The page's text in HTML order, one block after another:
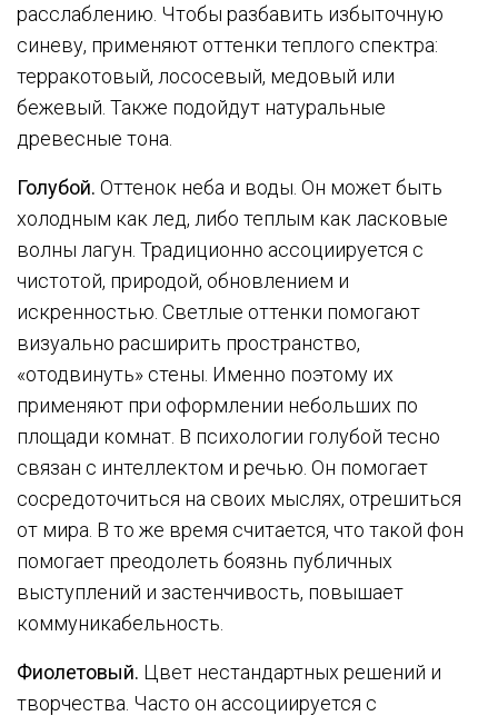
расслаблению. Чтобы разбавить избыточную
синеву, применяют оттенки теплого спектра:
терракотовый, лососевый, медовый или
бежевый. Также подойдут натуральные
древесные тона.
Голубой. Оттенок неба и воды. Он может быть
холодным как лед, либо теплым как ласковые
волны лагун. Традиционно ассоциируется с
чистотой, природой, обновлением и
искренностью. Светлые оттенки помогают
визуально расширить пространство,
«отодвинуть» стены. Именно поэтому их
применяют при оформлении небольших по
площади комнат. В психологии голубой тесно
связан с интеллектом и речью. Он помогает
сосредоточиться на своих мыслях, отрешиться
от мира. В то же время считается, что такой фон
помогает преодолеть боязнь публичных
выступлений и застенчивость, повышает
коммуникабельность.
Фиолетовый. Цвет нестандартных решений и
творчества. Часто он ассоциируется с